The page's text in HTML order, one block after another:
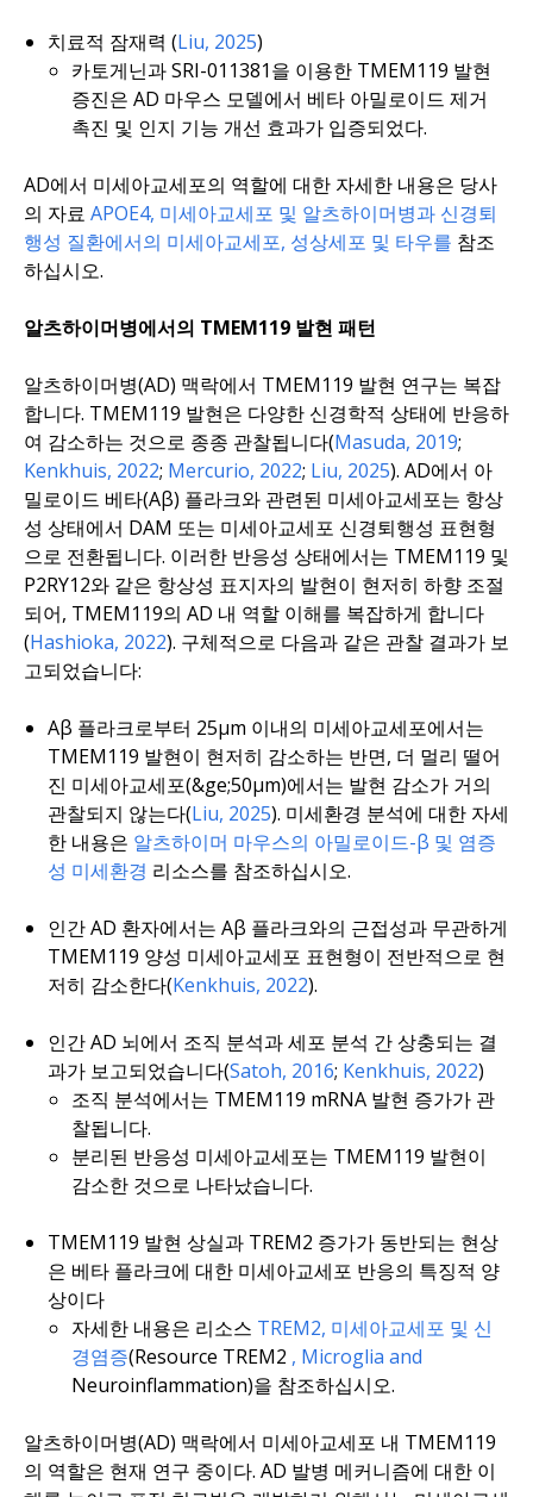
치료적 잠재력 (Liu, 2025)
카토게닌과 SRI-011381을 이용한 TMEM119 발현
증진은 AD 마우스 모델에서 베타 아밀로이드 제거
촉진 및 인지 기능 개선 효과가 입증되었다.
AD에서 미세아교세포의 역할에 대한 자세한 내용은 당사
의 자료 APOE4, 미세아교세포 및 알츠하이머병과 신경퇴
행성 질환에서의 미세아교세포, 성상세포 및 타우를 참조
하십시오.
알츠하이머병에서의 TMEM119 발현 패턴
알츠하이머병(AD) 맥락에서 TMEM119 발현 연구는 복잡
합니다. TMEM119 발현은 다양한 신경학적 상태에 반응하
여 감소하는 것으로 종종 관찰됩니다(Masuda, 2019;
Kenkhuis, 2022; Mercurio, 2022; Liu, 2025). AD에서 아
밀로이드 베타(Aβ) 플라크와 관련된 미세아교세포는 항상
성 상태에서 DAM 또는 미세아교세포 신경퇴행성 표현형
으로 전환됩니다. 이러한 반응성 상태에서는 TMEM119 및
P2RY12와 같은 항상성 표지자의 발현이 현저히 하향 조절
되어, TMEM119의 AD 내 역할 이해를 복잡하게 합니다
(Hashioka, 2022). 구체적으로 다음과 같은 관찰 결과가 보
고되었습니다:
Aβ 플라크로부터 25μm 이내의 미세아교세포에서는
TMEM119 발현이 현저히 감소하는 반면, 더 멀리 떨어
진 미세아교세포(&ge;50μm)에서는 발현 감소가 거의
관찰되지 않는다(Liu, 2025). 미세환경 분석에 대한 자세
한 내용은 알츠하이머 마우스의 아밀로이드-β 및 염증
성 미세환경 리소스를 참조하십시오.
인간 AD 환자에서는 Aβ 플라크와의 근접성과 무관하게
TMEM119 양성 미세아교세포 표현형이 전반적으로 현
저히 감소한다(Kenkhuis, 2022).
인간 AD 뇌에서 조직 분석과 세포 분석 간 상충되는 결
과가 보고되었습니다(Satoh, 2016; Kenkhuis, 2022)
조직 분석에서는 TMEM119 mRNA 발현 증가가 관
찰됩니다.
분리된 반응성 미세아교세포는 TMEM119 발현이
감소한 것으로 나타났습니다.
TMEM119 발현 상실과 TREM2 증가가 동반되는 현상
은 베타 플라크에 대한 미세아교세포 반응의 특징적 양
상이다
자세한 내용은 리소스 TREM2, 미세아교세포 및 신
경염증(Resource TREM2 , Microglia and
Neuroinflammation)을 참조하십시오.
알츠하이머병(AD) 맥락에서 미세아교세포 내 TMEM119
의 역할은 현재 연구 중이다. AD 발병 메커니즘에 대한 이